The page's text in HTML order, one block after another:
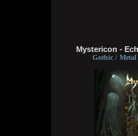
Mystericon -
Gothic /